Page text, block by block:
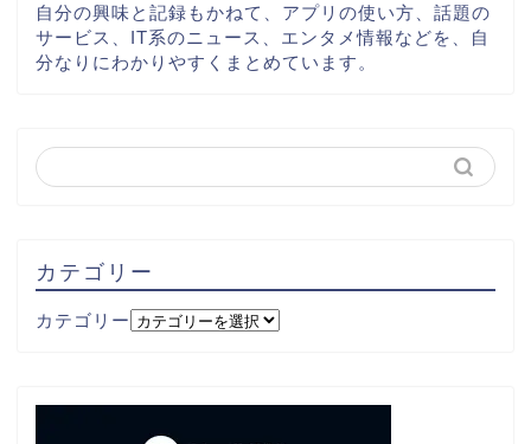
自分の興味と記録もかねて、アプリの使い方、話題の
サービス、IT系のニュース、エンタメ情報などを、自
分なりにわかりやすくまとめています。
カテゴリー
カテゴリー